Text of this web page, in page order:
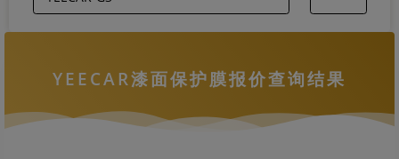
YEECAR漆面保护膜报价查询结果